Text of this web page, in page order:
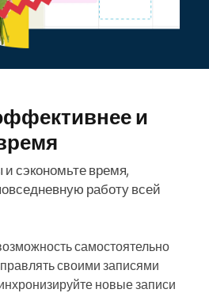
и
сэкономьте время,
работу всей
самостоятельно
своими записями
новые записи